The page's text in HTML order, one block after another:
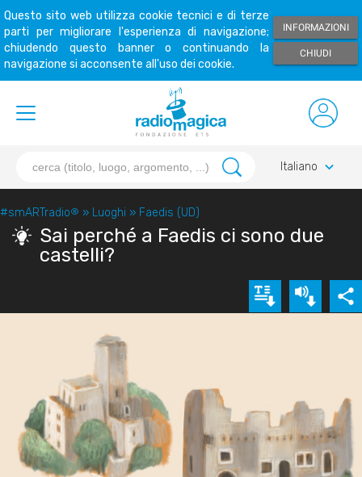
Questo sito web utilizza cookie tecnici e di terze
parti per migliorare l'esperienza di navigazione;
chiudendo questo banner o continuando la
navigazione si acconsente all'uso dei cookie.
INFORMAZIONI
CHIUDI
Italiano keyboard_arrow_down
#smARTradio® » Luoghi » Faedis (UD)
Sai perché a Faedis ci sono due
castelli?